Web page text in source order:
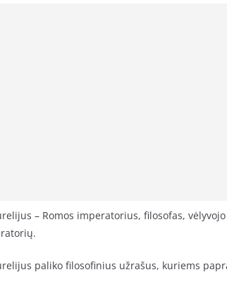
– Romos imperatorius, filosofas,
paliko filosofinius užrašus, kuriems